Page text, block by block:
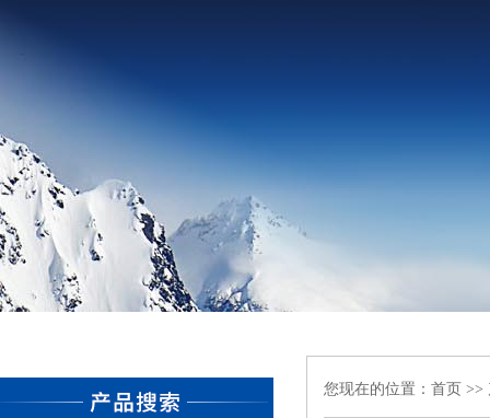
您现在的位置： 首页 >>